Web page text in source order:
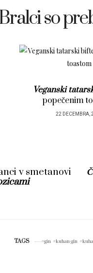
so
22
v smetanovi
TAGS gin kuhan gin